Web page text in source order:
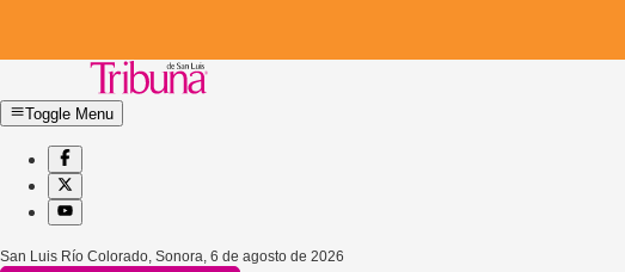
Toggle Menu
San Luis Río Colorado, Sonora, 6 de agosto de 2026